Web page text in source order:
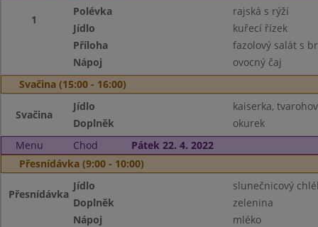
1
Polévka
rajská s rýží
Jídlo
kuřecí řízek
Příloha
fazolový salát s
Nápoj
ovocný čaj
Svačina (15:00 - 16:00)
Svačina
Jídlo
kaiserka,
Doplněk
okurek
Menu
Chod
Pátek 22. 4. 2022
Přesnídávka (9:00 - 10:00)
Přesnídávka
Jídlo
slunečnicový
Doplněk
zelenina
Nápoj
mléko